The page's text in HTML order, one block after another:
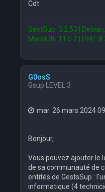
Cdt
GestSup: 3.2.53 |
MariaDB: 11.5.2 | PHP:
G0osS
Gsup LEVEL 3
mar. 26 mars 2024
Bonjour,
Vous pouvez ajouter le
de sa communauté de
entités de GestsSup :
informatique (4